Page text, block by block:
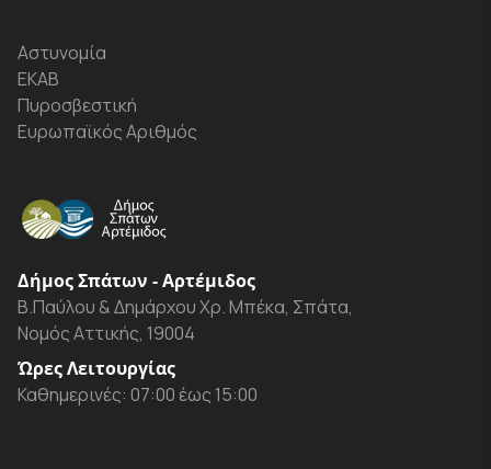
Αστυνομία
ΕΚΑΒ
Πυροσβεστική
Ευρωπαϊκός Αριθμός
Δήμος Σπάτων - Αρτέμιδος
Β.Παύλου & Δημάρχου Χρ. Μπέκα, Σπάτα,
Νομός Αττικής, 19004
Ώρες Λειτουργίας
Καθημερινές: 07:00 έως 15:00